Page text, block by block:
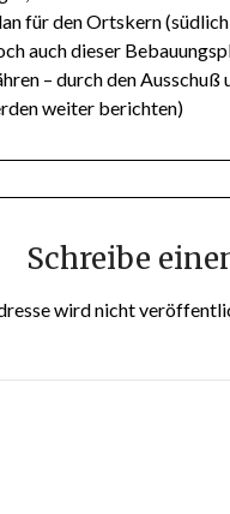
für den Ortskern
auch dieser
– durch den
weiter berichten)
Schreibe
wird nicht